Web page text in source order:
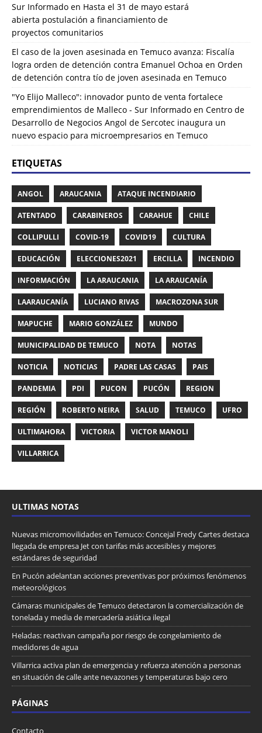
Sur Informado en Hasta el 31 de mayo estará
abierta postulación a financiamiento de
proyectos comunitarios
El caso de la joven asesinada en Temuco avanza: Fiscalía
logra orden de detención contra Emanuel Ochoa en Orden
de detención contra tío de joven asesinada en Temuco
"Yo Elijo Malleco": innovador punto de venta fortalece
emprendimientos de Malleco - Sur Informado en Centro de
Desarrollo de Negocios Angol de Sercotec inaugura un
nuevo espacio para microempresarios en Temuco
ETIQUETAS
ANGOL ARAUCANIA ATAQUE INCENDIARIO
ATENTADO CARABINEROS CARAHUE CHILE
COLLIPULLI COVID-19 COVID19 CULTURA
EDUCACIÓN ELECCIONES2021 ERCILLA INCENDIO
INFORMACIÓN LA ARAUCANIA LA ARAUCANÍA
LAARAUCANÍA LUCIANO RIVAS MACROZONA SUR
MAPUCHE MARIO GONZÁLEZ MUNDO
MUNICIPALIDAD DE TEMUCO NOTA NOTAS
NOTICIA NOTICIAS PADRE LAS CASAS PAIS
PANDEMIA PDI PUCON PUCÓN REGION
REGIÓN ROBERTO NEIRA SALUD TEMUCO UFRO
ULTIMAHORA VICTORIA VICTOR MANOLI
VILLARRICA
ULTIMAS NOTAS
Nuevas micromovilidades en Temuco: Concejal Fredy Cartes destaca
llegada de empresa Jet con tarifas más accesibles y mejores
estándares de seguridad
En Pucón adelantan acciones preventivas por próximos fenómenos
meteorológicos
Cámaras municipales de Temuco detectaron la comercialización de
tonelada y media de mercadería asiática ilegal
Heladas: reactivan campaña por riesgo de congelamiento de
medidores de agua
Villarrica activa plan de emergencia y refuerza atención a personas
en situación de calle ante nevazones y temperaturas bajo cero
PÁGINAS
Contacto